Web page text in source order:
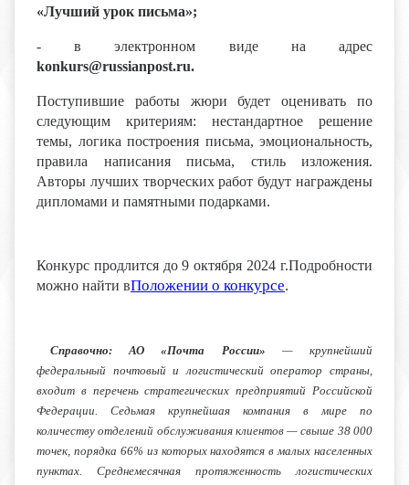
«Лучший урок письма»;
- в электронном виде на адрес
konkurs@russianpost.ru.
Поступившие работы жюри будет оценивать по
следующим критериям: нестандартное решение
темы, логика построения письма, эмоциональность,
правила написания письма, стиль изложения.
Авторы лучших творческих работ будут награждены
дипломами и памятными подарками.
Конкурс продлится до 9 октября 2024 г.Подробности
можно найти вПоложении о конкурсе.
Справочно: АО «Почта России» — крупнейший
федеральный почтовый и логистический оператор страны,
входит в перечень стратегических предприятий Российской
Федерации. Седьмая крупнейшая компания в мире по
количеству отделений обслуживания клиентов — свыше 38 000
точек, порядка 66% из которых находятся в малых населенных
пунктах. Среднемесячная протяженность логистических